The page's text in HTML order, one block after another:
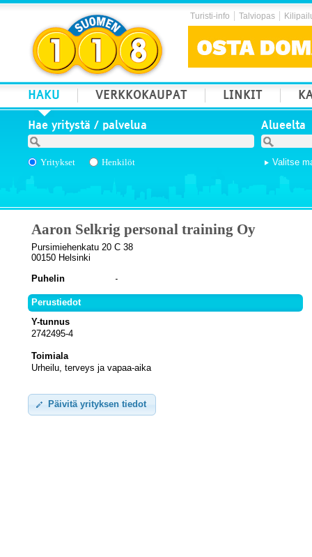
Turisti-info Talviopas
HAKU VERKKOKAUPAT LINKIT
Hae yritystä / palvelua
Yritykset Henkilöt
Alueelta
Valitse
Aaron Selkrig personal training Oy
Pursimiehenkatu 20 C 38
00150 Helsinki
Puhelin
Perustiedot
Y-tunnus
2742495-4
Toimiala
Urheilu, terveys ja vapaa-aika
Päivitä yrityksen tiedot